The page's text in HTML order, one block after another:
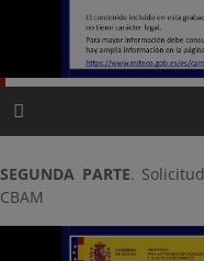
SEGUNDA PARTE.
CBAM